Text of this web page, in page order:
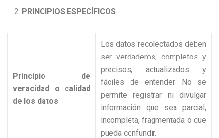
PRINCIPIOS ESPECÍFICOS
Principio de
veracidad o calidad
de los datos
Los datos recolectados deben
ser verdaderos, completos y
precisos, actualizados y
fáciles de entender. No se
permite registrar ni divulgar
información que sea parcial,
incompleta, fragmentada o que
pueda confundir.